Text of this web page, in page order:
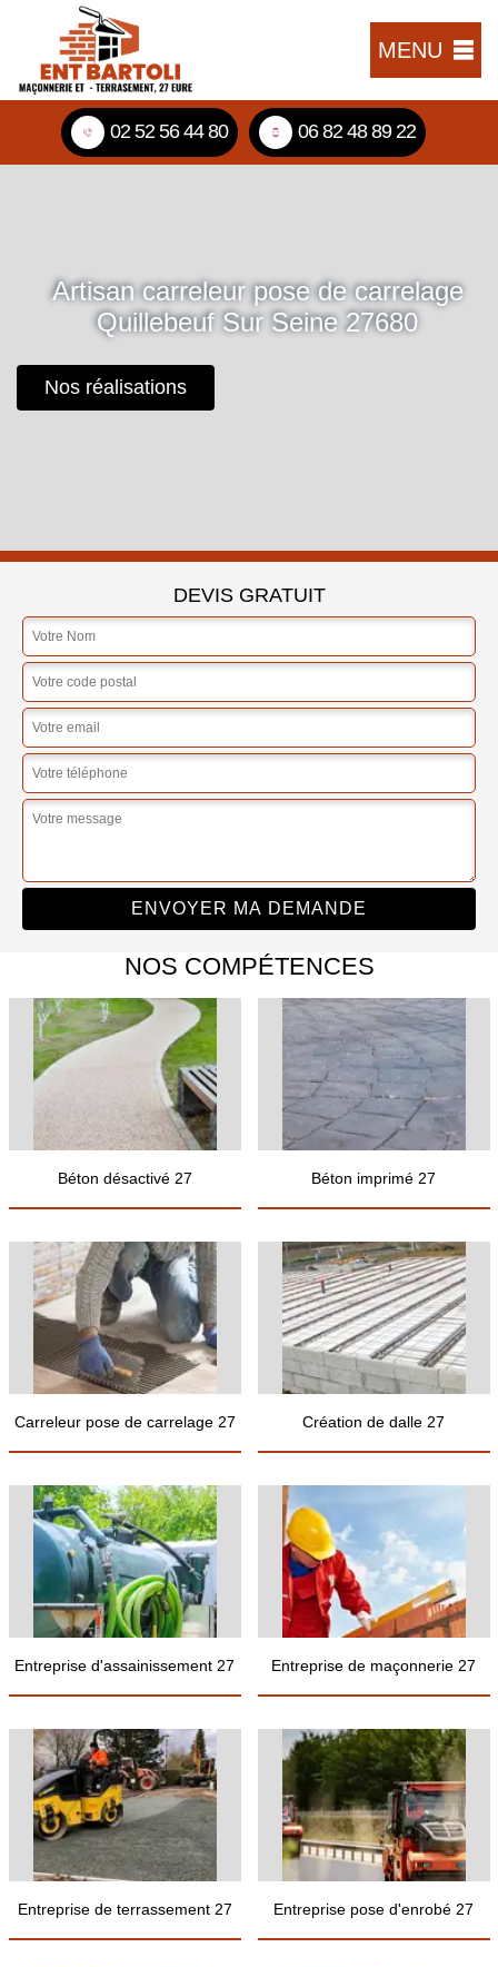
MENU
02 52 56 44 80 06 82 48 89 22
Artisan carreleur pose de carrelage
Quillebeuf Sur Seine 27680
Nos réalisations
DEVIS GRATUIT
NOS COMPÉTENCES
Béton désactivé 27 Béton imprimé 27
Carreleur pose de carrelage 27 Création de dalle 27
Entreprise d'assainissement 27 Entreprise de maçonnerie 27
Entreprise de terrassement 27 Entreprise pose d'enrobé 27